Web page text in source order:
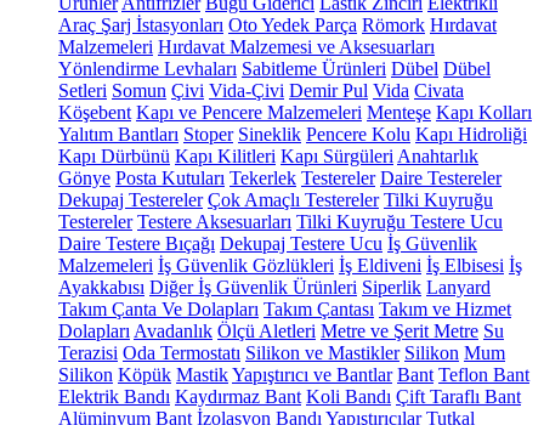
Araç Şarj İstasyonları Oto Yedek Parça Römork Hırdavat
Malzemeleri Hırdavat Malzemesi ve Aksesuarları
Yönlendirme Levhaları Sabitleme Ürünleri Dübel Dübel
Setleri Somun Çivi Vida-Çivi Demir Pul Vida Civata
Köşebent Kapı ve Pencere Malzemeleri Menteşe Kapı Kolları
Yalıtım Bantları Stoper Sineklik Pencere Kolu Kapı Hidroliği
Kapı Dürbünü Kapı Kilitleri Kapı Sürgüleri Anahtarlık
Gönye Posta Kutuları Tekerlek Testereler Daire Testereler
Dekupaj Testereler Çok Amaçlı Testereler Tilki Kuyruğu
Testereler Testere Aksesuarları Tilki Kuyruğu Testere Ucu
Daire Testere Bıçağı Dekupaj Testere Ucu İş Güvenlik
Malzemeleri İş Güvenlik Gözlükleri İş Eldiveni İş Elbisesi İş
Ayakkabısı Diğer İş Güvenlik Ürünleri Siperlik Lanyard
Takım Çanta Ve Dolapları Takım Çantası Takım ve Hizmet
Dolapları Avadanlık Ölçü Aletleri Metre ve Şerit Metre Su
Terazisi Oda Termostatı Silikon ve Mastikler Silikon Mum
Silikon Köpük MastikYapıştırıcı ve Bantlar Bant Teflon Bant
Elektrik Bandı Kaydırmaz Bant Koli Bandı Çift Taraflı Bant
Alüminyum Bant İzolasyon Bandı Yapıştırıcılar Tutkal